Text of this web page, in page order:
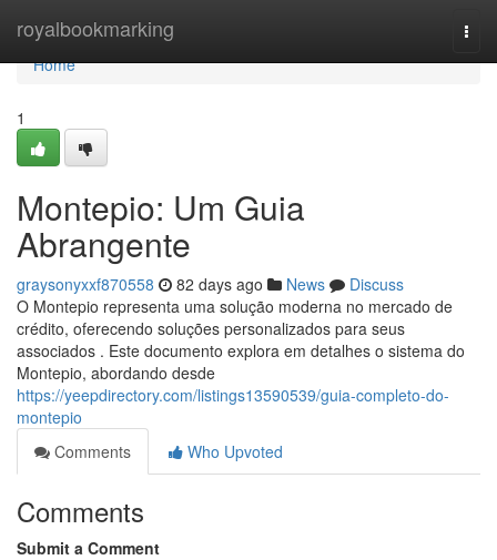
royalbookmarking
Home
Home
1
Montepio: Um Guia
Abrangente
graysonyxxf870558 82 days ago News
Discuss
O Montepio representa uma solução moderna no mercado de
crédito, oferecendo soluções personalizados para seus
associados . Este documento explora em detalhes o sistema do
Montepio, abordando desde
https://yeepdirectory.com/listings13590539/guia-completo-do-
montepio
Comments
Who Upvoted
Comments
Submit a Comment